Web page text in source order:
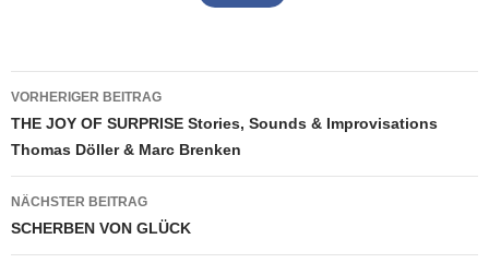
Beitrags-
Navigation
VORHERIGER BEITRAG
THE JOY OF SURPRISE Stories, Sounds & Improvisations
Thomas Döller & Marc Brenken
NÄCHSTER BEITRAG
SCHERBEN VON GLÜCK